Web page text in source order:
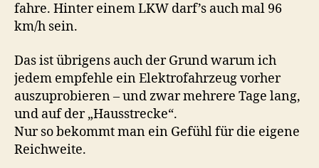
fahre. Hinter einem LKW darf’s auch mal 96
km/h sein.
Das ist übrigens auch der Grund warum ich
jedem empfehle ein Elektrofahrzeug vorher
auszuprobieren – und zwar mehrere Tage lang,
und auf der „Hausstrecke“.
Nur so bekommt man ein Gefühl für die eigene
Reichweite.